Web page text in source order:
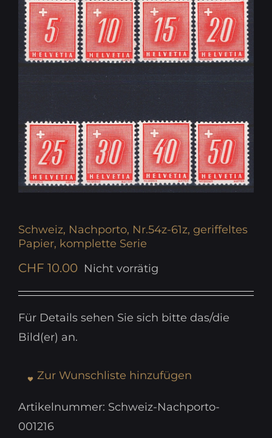
Schweiz, Nachporto, Nr.54z-61z, geriffeltes
Papier, komplette Serie
CHF 10.00 Nicht vorrätig
Für Details sehen Sie sich bitte das/die
Bild(er) an.
Zur Wunschliste hinzufügen
Artikelnummer: Schweiz-Nachporto-
001216